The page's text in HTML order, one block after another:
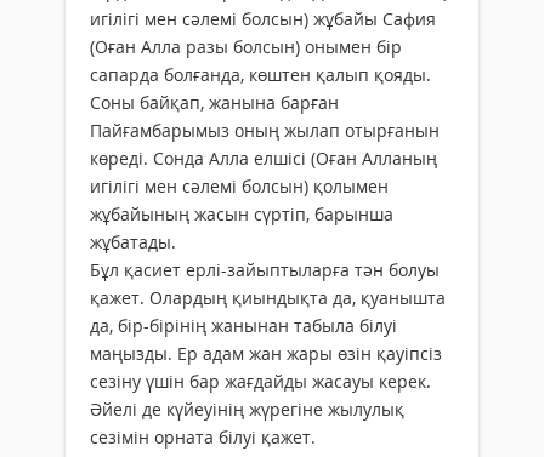
игілігі мен сәлемі болсын) жұбайы Сафия
(Оған Алла разы болсын) онымен бір
сапарда болғанда, көштен қалып қояды.
Соны байқап, жанына барған
Пайғамбарымыз оның жылап отырғанын
көреді. Сонда Алла елшісі (Оған Алланың
игілігі мен сәлемі болсын) қолымен
жұбайының жасын сүртіп, барынша
жұбатады.
Бұл қасиет ерлі-зайыптыларға тән болуы
қажет. Олардың қиындықта да, қуанышта
да, бір-бірінің жанынан табыла білуі
маңызды. Ер адам жан жары өзін қауіпсіз
сезіну үшін бар жағдайды жасауы керек.
Әйелі де күйеуінің жүрегіне жылулық
сезімін орната білуі қажет.